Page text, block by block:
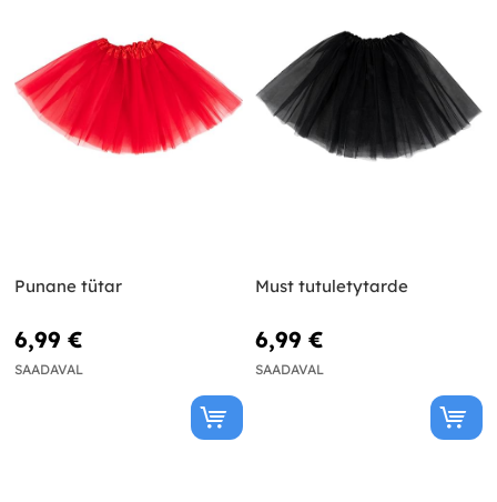
Punane tütar
6,99 €
SAADAVAL
Must tutuletytarde
6,99 €
SAADAVAL